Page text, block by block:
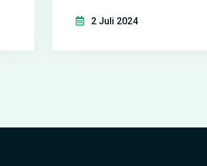
nützliche Tipps, um den Prozess
2 Juli 2024